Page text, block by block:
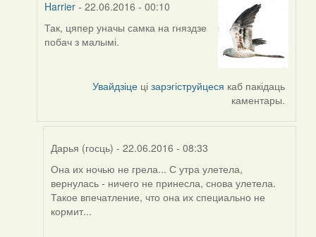
Harrier - 22.06.2016 - 00:10
In
reply
Так, цяпер уначы самка на гняздзе
побач з малымі.
Увайдзіце цізарэгіструйцеся каб пакідаць
каментары.
Дарья (госць) - 22.06.2016 - 08:33
In
reply
to
by
Она их ночью не грела... С утра улетела,
вернулась - ничего не принесла, снова улетела.
Такое впечатление, что она их специально не
кормит...